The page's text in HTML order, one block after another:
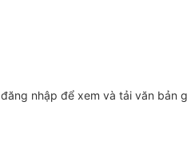
đăng nhập để xem và tải văn bản